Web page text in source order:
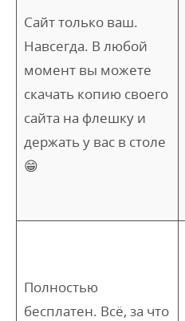
Сайт только ваш.
Навсегда. В любой
момент вы можете
скачать копию своего
сайта на флешку и
держать у вас в столе
😁
Полностью
бесплатен. Всё, за что